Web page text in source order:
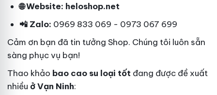
🌐 Website: heloshop.net
📲 Zalo: 0969 833 069 - 0973 067 699
Cảm ơn bạn đã tin tưởng Shop. Chúng tôi luôn sẵn
sàng phục vụ bạn!
Thao khảo bao cao su loại tốt đang được đề xuất
nhiều ở Vạn Ninh: